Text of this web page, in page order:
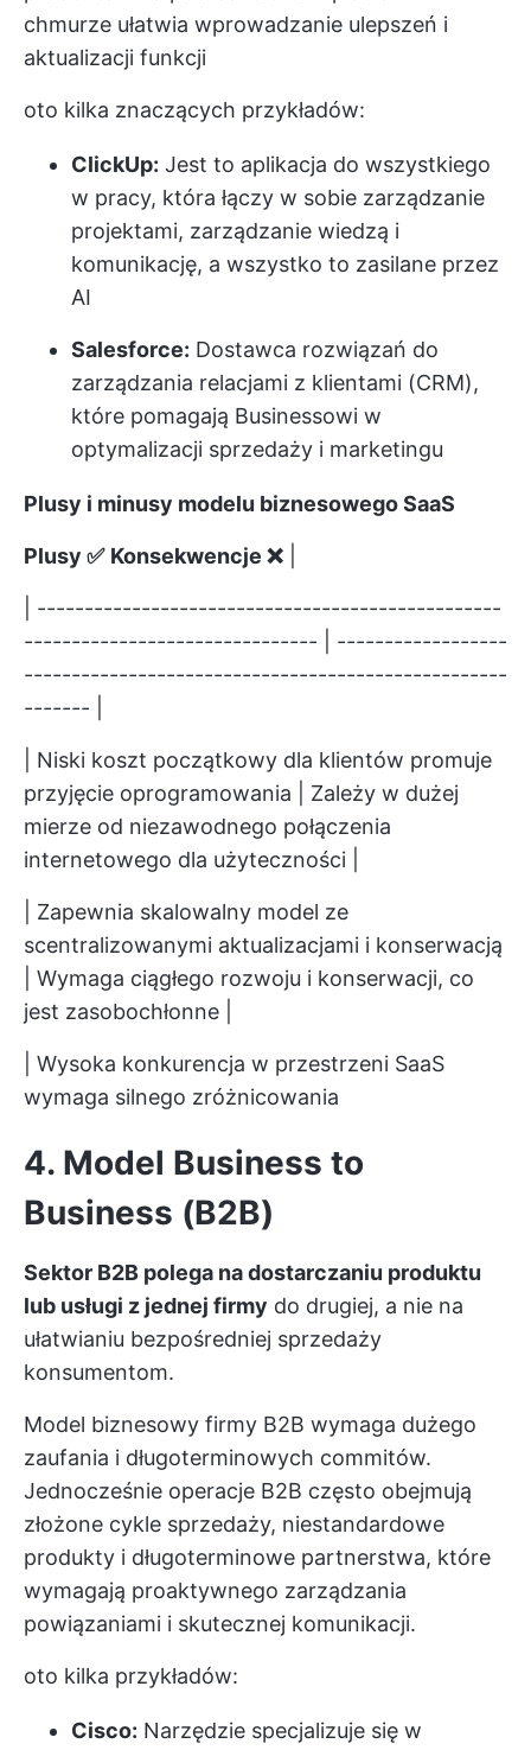
chmurze ułatwia wprowadzanie ulepszeń i
aktualizacji funkcji
oto kilka znaczących przykładów:
ClickUp: Jest to aplikacja do wszystkiego
w pracy, która łączy w sobie zarządzanie
projektami, zarządzanie wiedzą i
komunikację, a wszystko to zasilane przez
AI
Salesforce: Dostawca rozwiązań do
zarządzania relacjami z klientami (CRM),
które pomagają Businessowi w
optymalizacji sprzedaży i marketingu
Plusy i minusy modelu biznesowego SaaS
Plusy ✅ Konsekwencje ❌
| -------------------------------------------------
------------------------------- | ------------------
---------------------------------------------------
------- |
| Niski koszt początkowy dla klientów promuje
przyjęcie oprogramowania | Zależy w dużej
mierze od niezawodnego połączenia
internetowego dla użyteczności |
| Zapewnia skalowalny model ze
scentralizowanymi aktualizacjami i konserwacją
| Wymaga ciągłego rozwoju i konserwacji, co
jest zasobochłonne |
| Wysoka konkurencja w przestrzeni SaaS
wymaga silnego zróżnicowania
4. Model Business to
Business (B2B)
Sektor B2B polega na dostarczaniu produktu
lub usługi z jednej firmy do drugiej, a nie na
ułatwianiu bezpośredniej sprzedaży
konsumentom.
Model biznesowy firmy B2B wymaga dużego
zaufania i długoterminowych commitów.
Jednocześnie operacje B2B często obejmują
złożone cykle sprzedaży, niestandardowe
produkty i długoterminowe partnerstwa, które
wymagają proaktywnego zarządzania
powiązaniami i skutecznej komunikacji.
oto kilka przykładów:
Cisco: Narzędzie specjalizuje się w